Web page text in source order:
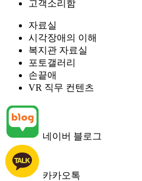
고객소리함
자료실
시각장애의 이해
복지관 자료실
포토갤러리
손끝애
VR 직무 컨텐츠
네이버 블로그
카카오톡